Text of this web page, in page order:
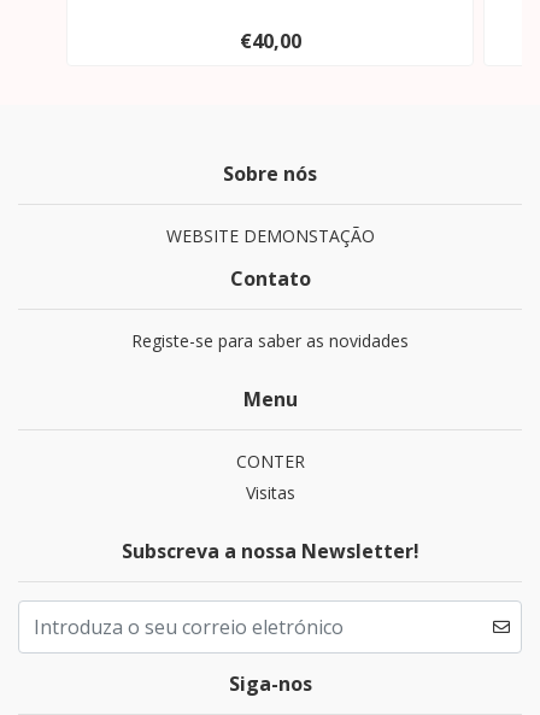
€40,00
Sobre nós
WEBSITE DEMONSTAÇÃO
Contato
Registe-se para saber as novidades
Menu
CONTER
Visitas
Subscreva a nossa Newsletter!
Siga-nos